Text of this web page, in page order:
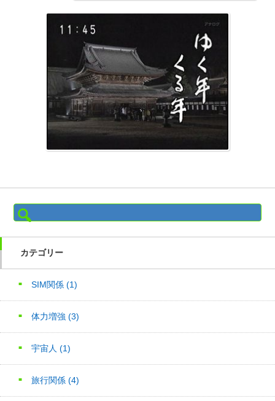
検
索:
カテゴリー
SIM関係 (1)
体力増強 (3)
宇宙人 (1)
旅行関係 (4)